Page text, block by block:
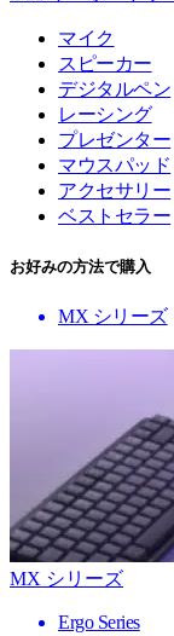
マイク
スピーカー
デジタルペン
レーシング
プレゼンター
マウスパッド
アクセサリー
ベストセラー
お好みの方法で購入
MX シリーズ
MX シリーズ
Ergo Series